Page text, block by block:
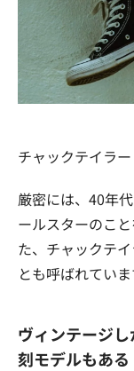
チャックテイラ
厳密には、40年
ールスターのこ
た、チャックテ
とも呼ばれていま
ヴィンテージ
刻モデルもある